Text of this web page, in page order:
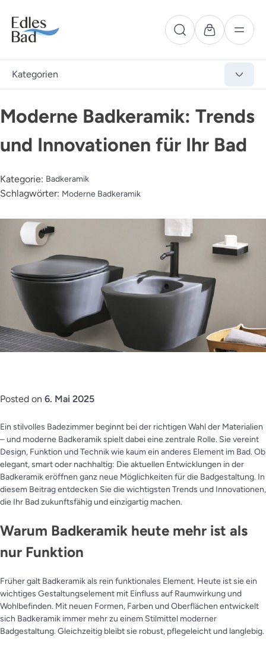
Kategorien
Moderne Badkeramik: Trends
und Innovationen für Ihr Bad
Kategorie: Badkeramik
Schlagwörter: Moderne Badkeramik
Posted on 6. Mai 2025
Ein stilvolles Badezimmer beginnt bei der richtigen Wahl der Materialien
– und moderne Badkeramik spielt dabei eine zentrale Rolle. Sie vereint
Design, Funktion und Technik wie kaum ein anderes Element im Bad. Ob
elegant, smart oder nachhaltig: Die aktuellen Entwicklungen in der
Badkeramik eröffnen ganz neue Möglichkeiten für die Badgestaltung. In
diesem Beitrag entdecken Sie die wichtigsten Trends und Innovationen,
die Ihr Bad zukunftsfähig und einzigartig machen.
Warum Badkeramik heute mehr ist als
nur Funktion
Früher galt Badkeramik als rein funktionales Element. Heute ist sie ein
wichtiges Gestaltungselement mit Einfluss auf Raumwirkung und
Wohlbefinden. Mit neuen Formen, Farben und Oberflächen entwickelt
sich Badkeramik immer mehr zu einem Stilmittel moderner
Badgestaltung. Gleichzeitig bleibt sie robust, pflegeleicht und langlebig.